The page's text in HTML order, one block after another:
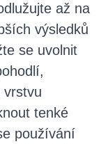
až na
výsledků
se uvolnit
vrstvu
tenké
používání